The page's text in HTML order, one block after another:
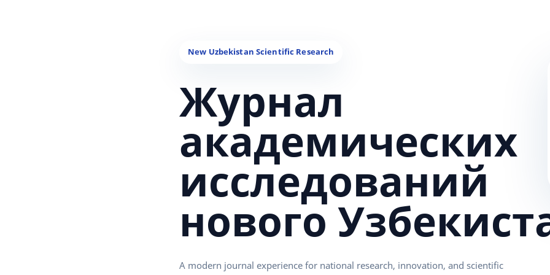
Журнал
академических
исследований
нового